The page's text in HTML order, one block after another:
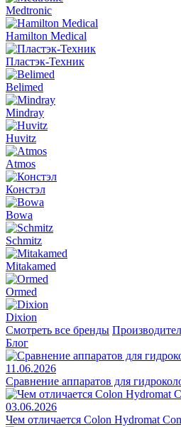
Medtronic
Hamilton Medical
Пластэк-Техник
Belimed
Mindray
Huvitz
Atmos
Констэл
Bowa
Schmitz
Mitakamed
Ormed
Dixion
Смотреть все бренды
Блог
11.06.2026
Сравнение аппаратов для
03.06.2026
Чем отличается Colon Hydromat